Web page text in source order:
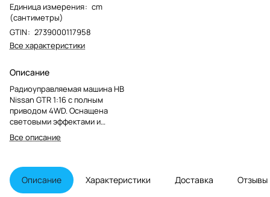
Единица измерения: cm
(сантиметры)
GTIN: 2739000117958
Все характеристики
Описание
Радиоуправляемая машина HB
Nissan GTR 1:16 с полным
приводом 4WD. Оснащена
световыми эффектами и
функцией пара для
реалистичного дрифта. Прочный
комплекте. Подходит для игры
дома и на улице.
Все описание
Описание Характеристики Доставка Отзывы